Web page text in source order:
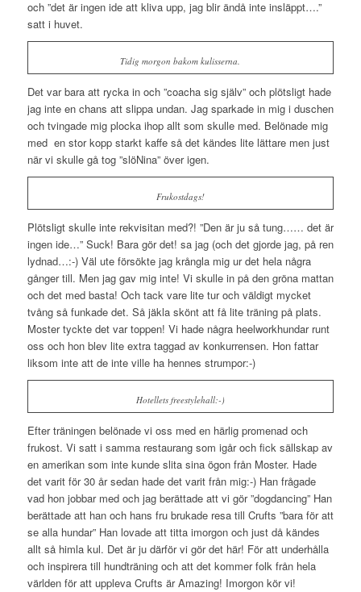
och ”det är ingen ide att kliva upp, jag blir ändå inte insläppt….”
satt i huvet.
Tidig morgon bakom kulisserna.
Det var bara att rycka in och ”coacha sig själv” och plötsligt hade
jag inte en chans att slippa undan. Jag sparkade in mig i duschen
och tvingade mig plocka ihop allt som skulle med. Belönade mig
med en stor kopp starkt kaffe så det kändes lite lättare men just
när vi skulle gå tog ”slöNina” över igen.
Frukostdags!
Plötsligt skulle inte rekvisitan med?! ”Den är ju så tung…… det är
ingen ide…” Suck! Bara gör det! sa jag (och det gjorde jag, på ren
lydnad…:-) Väl ute försökte jag krångla mig ur det hela några
gånger till. Men jag gav mig inte! Vi skulle in på den gröna mattan
och det med basta! Och tack vare lite tur och väldigt mycket
tvång så funkade det. Så jäkla skönt att få lite träning på plats.
Moster tyckte det var toppen! Vi hade några heelworkhundar runt
oss och hon blev lite extra taggad av konkurrensen. Hon fattar
liksom inte att de inte ville ha hennes strumpor:-)
Hotellets freestylehall:-)
Efter träningen belönade vi oss med en härlig promenad och
frukost. Vi satt i samma restaurang som igår och fick sällskap av
en amerikan som inte kunde slita sina ögon från Moster. Hade
det varit för 30 år sedan hade det varit från mig:-) Han frågade
vad hon jobbar med och jag berättade att vi gör ”dogdancing” Han
berättade att han och hans fru brukade resa till Crufts ”bara för att
se alla hundar” Han lovade att titta imorgon och just då kändes
allt så himla kul. Det är ju därför vi gör det här! För att underhålla
och inspirera till hundträning och att det kommer folk från hela
världen för att uppleva Crufts är Amazing! Imorgon kör vi!